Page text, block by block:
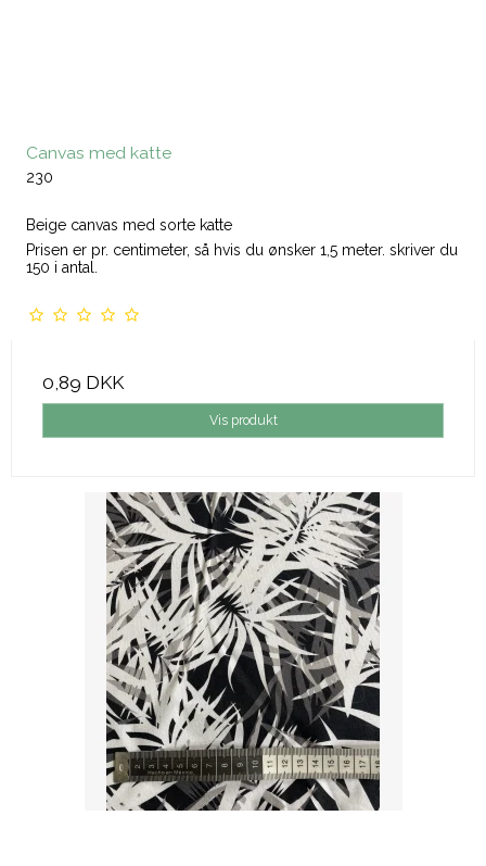
Canvas med katte
230
Beige canvas med sorte katte
Prisen er pr. centimeter, så hvis du ønsker 1,5 meter. skriver du
150 i antal.
0,89 DKK
Vis produkt